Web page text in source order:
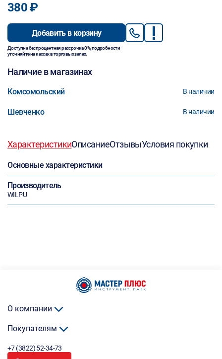
380 ₽
Добавить в корзину
Доступна беспроцентная рассрочка 0%, подробности
уточняйте на кассах в торговых залах.
Наличие в магазинах
Комсомольский В наличии
Шевченко В наличии
ХарактеристикиОписаниеОтзывыУсловия покупки
Основные характеристики
Производитель
WILPU
О компании
Покупателям
+7 (3822) 52-34-73